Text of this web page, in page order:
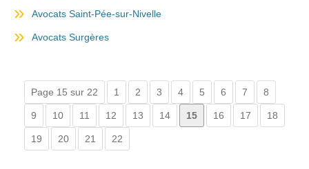
Avocats Saint-Pée-sur-Nivelle
Avocats Surgères
Page 15 sur 22 1 2 3 4 5 6 7 8
9 10 11 12 13 14 15 16 17 18
19 20 21 22